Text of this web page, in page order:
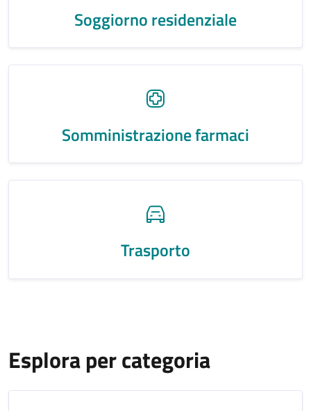
Soggiorno residenziale
Somministrazione farmaci
Trasporto
Esplora per categoria